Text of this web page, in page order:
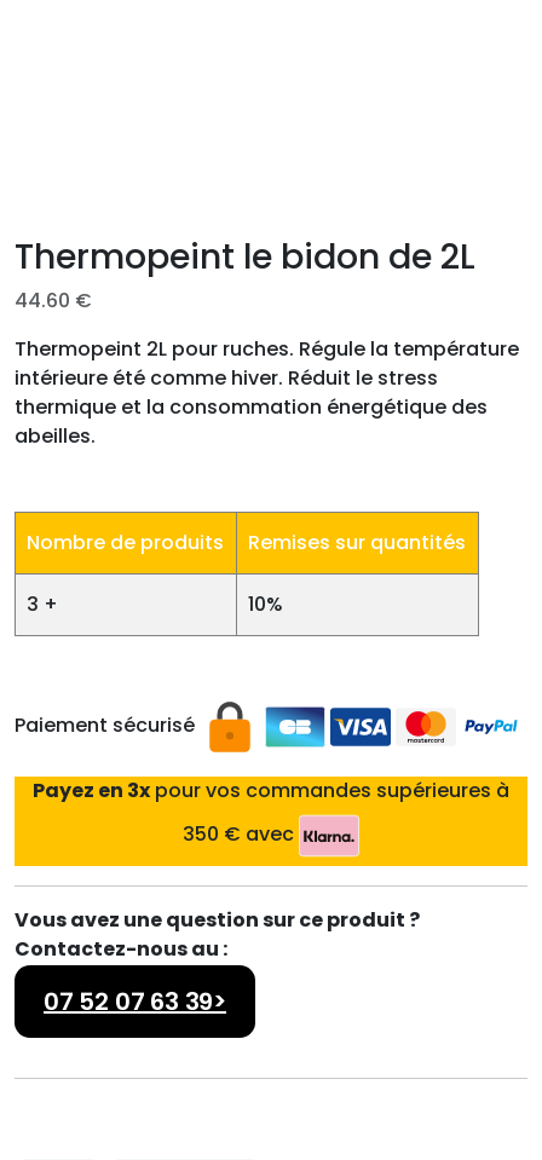
Thermopeint le bidon de 2L
44.60 €
Thermopeint 2L pour ruches. Régule la température
intérieure été comme hiver. Réduit le stress
thermique et la consommation énergétique des
abeilles.
Nombre de produits Remises sur quantités
3 + 10%
Paiement sécurisé
Payez en 3x pour vos commandes supérieures à
350 € avec
Vous avez une question sur ce produit ?
Contactez-nous au :
07 52 07 63 39>